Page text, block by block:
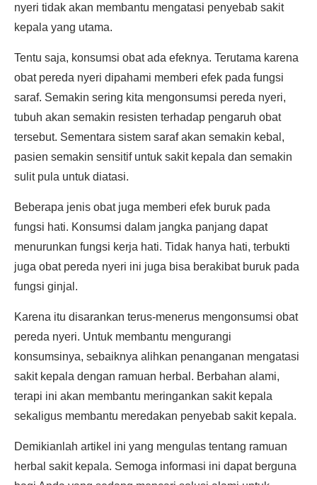
nyeri tidak akan membantu mengatasi penyebab sakit
kepala yang utama.
Tentu saja, konsumsi obat ada efeknya. Terutama karena
obat pereda nyeri dipahami memberi efek pada fungsi
saraf. Semakin sering kita mengonsumsi pereda nyeri,
tubuh akan semakin resisten terhadap pengaruh obat
tersebut. Sementara sistem saraf akan semakin kebal,
pasien semakin sensitif untuk sakit kepala dan semakin
sulit pula untuk diatasi.
Beberapa jenis obat juga memberi efek buruk pada
fungsi hati. Konsumsi dalam jangka panjang dapat
menurunkan fungsi kerja hati. Tidak hanya hati, terbukti
juga obat pereda nyeri ini juga bisa berakibat buruk pada
fungsi ginjal.
Karena itu disarankan terus-menerus mengonsumsi obat
pereda nyeri. Untuk membantu mengurangi
konsumsinya, sebaiknya alihkan penanganan mengatasi
sakit kepala dengan ramuan herbal. Berbahan alami,
terapi ini akan membantu meringankan sakit kepala
sekaligus membantu meredakan penyebab sakit kepala.
Demikianlah artikel ini yang mengulas tentang ramuan
herbal sakit kepala. Semoga informasi ini dapat berguna